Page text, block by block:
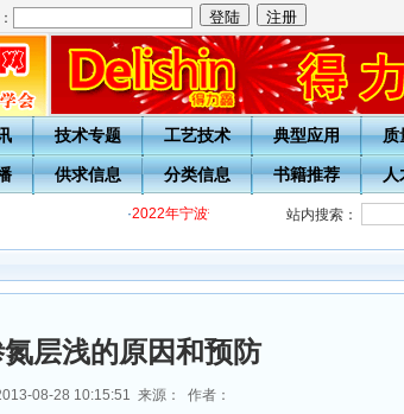
技术专题 工艺技术 典型应用 质
供求信息 分类信息 书籍推荐 人
2022年宁波热处理学会各级热处理工培训通
站内搜索：
层浅的原因和预防
08-28 10:15:51 来源： 作者：